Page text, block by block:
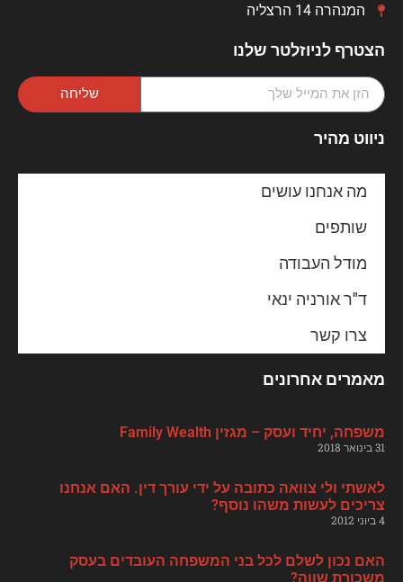
המנהרה 14 הרצליה
הצטרף לניוזלטר שלנו
שליחה
ניווט מהיר
מה אנחנו עושים
שותפים
מודל העבודה
ד"ר אורניה ינאי
צרו קשר
מאמרים אחרונים
משפחה, יחיד ועסק – מגזין Family Wealth
31 בינואר 2018
לאשתי ולי צוואה כתובה על ידי עורך דין. האם אנחנו
צריכים לעשות משהו נוסף?
4 ביוני 2012
האם נכון לשלם לכל בני המשפחה העובדים בעסק
משכורת שווה?